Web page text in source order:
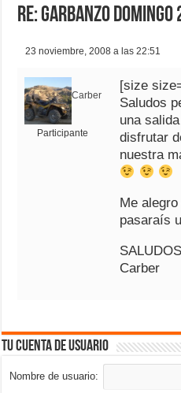
Re: Garbanzo domingo
23 noviembre, 2008 a las 22:51
Carber
Participante
[size
Saludos
una
disfrutar
nuestra
Me
pasaraís
SALUDOS
Carber
Tu cuenta de usuario
Nombre de usuario: